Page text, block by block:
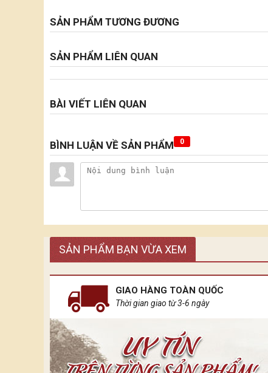
SẢN PHẨM TƯƠNG ĐƯƠNG
SẢN PHẨM LIÊN QUAN
BÀI VIẾT LIÊN QUAN
BÌNH LUẬN VỀ SẢN PHẨM 0
SẢN PHẨM BẠN VỪA XEM
GIAO HÀNG TOÀN QUỐC
Thời gian giao từ 3-6 ngày